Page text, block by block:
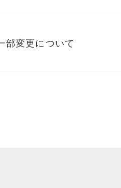
部変更について